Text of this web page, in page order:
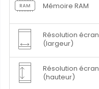
Mémoire RAM
Résolution écran
(largeur)
Résolution écran
(hauteur)